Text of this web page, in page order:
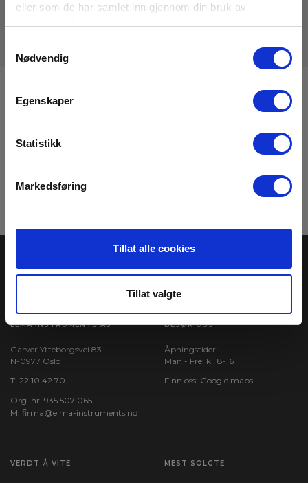
eller som de har samlet inn gjennom din bruk av
tjenestene deres.
Nødvendig
Egenskaper
Statistikk
Markedsføring
Tillat alle cookies
Tillat valgte
Registrere deg for nyhetsbrev!
med våre ukentlige nyhetsbrev E-News
. Du kan når som helst avslutte
ELMA INSTRUMENTS AS
Garver Ytteborgsvei 83
N-0977 Oslo
T: 22 10 42 70
Org. nr. 935 507 065
M: firma@elma-instruments.no​
BESØK OSS
Åpningstider:
Man - Fre: kl. 8-16
Finn oss: Google maps
VERDT Å VITE MEST SOLGTE